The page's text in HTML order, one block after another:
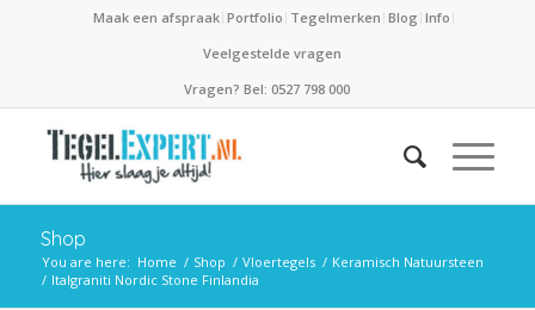
Maak een afspraak Portfolio Tegelmerken Blog Info
Veelgestelde vragen
Vragen? Bel: 0527 798 000
Shop
You are here: Home / Shop / Vloertegels / Keramisch Natuursteen
/ Italgraniti Nordic Stone Finlandia